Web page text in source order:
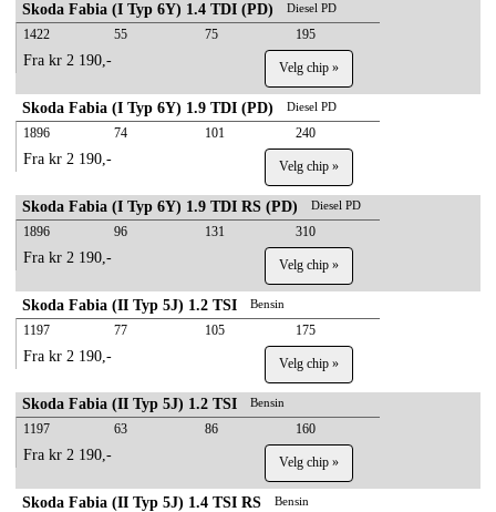
Skoda Fabia (I Typ 6Y) 1.4 TDI (PD) Diesel PD
1422 55 75 195
Fra kr 2 190,- Velg chip »
Skoda Fabia (I Typ 6Y) 1.9 TDI (PD) Diesel PD
1896 74 101 240
Fra kr 2 190,- Velg chip »
Skoda Fabia (I Typ 6Y) 1.9 TDI RS (PD) Diesel PD
1896 96 131 310
Fra kr 2 190,- Velg chip »
Skoda Fabia (II Typ 5J) 1.2 TSI Bensin
1197 77 105 175
Fra kr 2 190,- Velg chip »
Skoda Fabia (II Typ 5J) 1.2 TSI Bensin
1197 63 86 160
Fra kr 2 190,- Velg chip »
Skoda Fabia (II Typ 5J) 1.4 TSI RS Bensin